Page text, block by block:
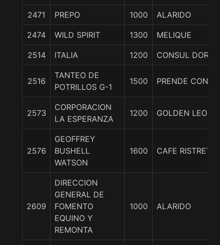
2471 PREPO 1000 ALARIDO
2474 WILD SPIRIT 1300 MELIQUE
2514 ITALIA 1200 CONSUL
2516
TANTEO DE
POTRILLOS G-1
1500 PRENDE CON
2573
CORPORACION
LA ESPERANZA
1200 GOLDEN
2576
GEOFFREY
BUSHELL
WATSON
1600 CAFE
2609
DIRECCION
GENERAL DE
FOMENTO
EQUINO Y
REMONTA
1000 ALARIDO